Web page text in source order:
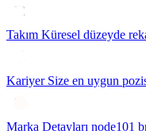
Takım Küresel düzeyde
Kariyer Size en uygun
Marka Detayları node101